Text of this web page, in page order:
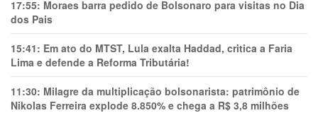
17:55: Moraes barra pedido de Bolsonaro para visitas no Dia
dos Pais
15:41: Em ato do MTST, Lula exalta Haddad, critica a Faria
Lima e defende a Reforma Tributária!
11:30: Milagre da multiplicação bolsonarista: patrimônio de
Nikolas Ferreira explode 8.850% e chega a R$ 3,8 milhões